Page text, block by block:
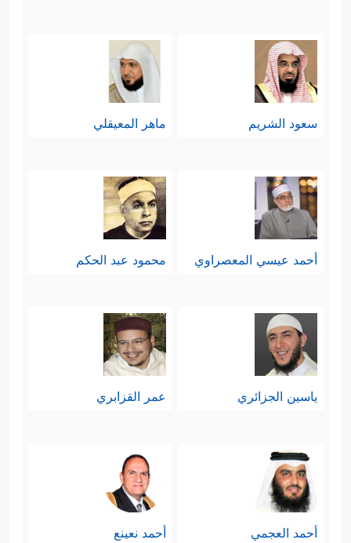
سعود الشريم ماهر المعيقلي
أحمد عيسي المعصراوي محمود عبد الحكم
ياسين الجزائري عمر القزابري
أحمد العجمي أحمد نعينع